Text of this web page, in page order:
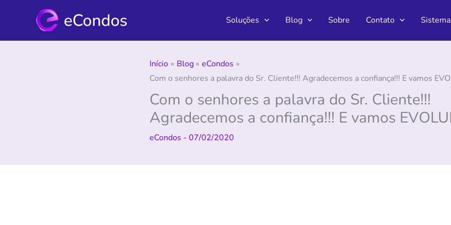
Soluções Blog Sobre Contato Sistema
Início Blog
eCondos
Com o senhores a palavra do Sr. Cliente!!! Agradecemos a confiança!!! E vamos
Com o senhores a palavra do Sr. Cliente!!!
Agradecemos a confiança!!! E vamos
eCondos - 07/02/2020